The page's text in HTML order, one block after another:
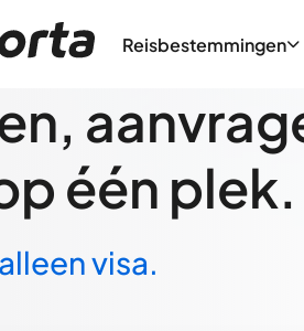
Reisbestemmingen
één plek.
visa.